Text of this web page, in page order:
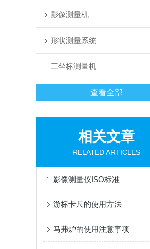
影像测量机
形状测量系统
三坐标测量机
查看全部
相关文章
RELATED ARTICLES
影像测量仪ISO标准
游标卡尺的使用方法
马弗炉的使用注意事项